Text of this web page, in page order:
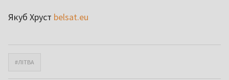
Якуб Хруст belsat.eu
#ЛІТВА